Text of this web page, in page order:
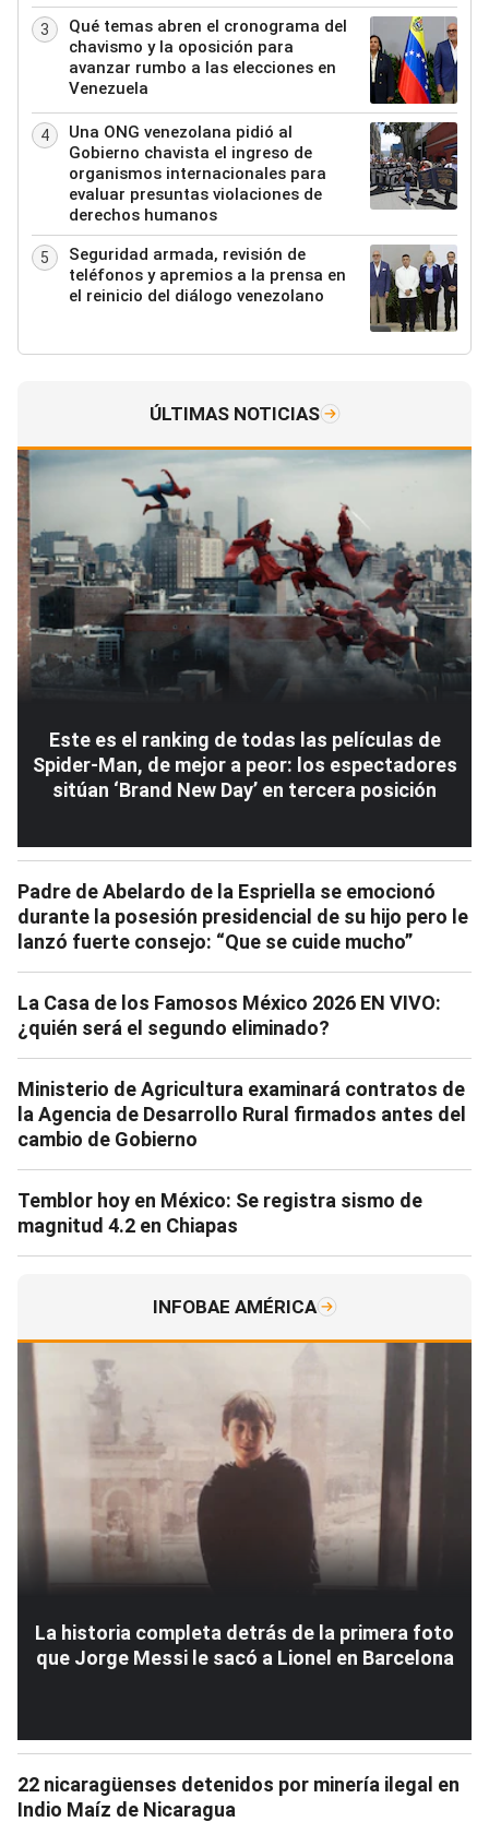
3
Qué temas abren el cronograma del
chavismo y la oposición para
avanzar rumbo a las elecciones en
Venezuela
4
Una ONG venezolana pidió al
Gobierno chavista el ingreso de
organismos internacionales para
evaluar presuntas violaciones de
derechos humanos
5
Seguridad armada, revisión de
teléfonos y apremios a la prensa en
el reinicio del diálogo venezolano
ÚLTIMAS NOTICIAS
Este es el ranking de todas las películas de
Spider-Man, de mejor a peor: los espectadores
sitúan ‘Brand New Day’ en tercera posición
Padre de Abelardo de la Espriella se emocionó
durante la posesión presidencial de su hijo pero le
lanzó fuerte consejo: “Que se cuide mucho”
La Casa de los Famosos México 2026 EN VIVO:
¿quién será el segundo eliminado?
Ministerio de Agricultura examinará contratos de
la Agencia de Desarrollo Rural firmados antes del
cambio de Gobierno
Temblor hoy en México: Se registra sismo de
magnitud 4.2 en Chiapas
INFOBAE AMÉRICA
La historia completa detrás de la primera foto
que Jorge Messi le sacó a Lionel en Barcelona
22 nicaragüenses detenidos por minería ilegal en
Indio Maíz de Nicaragua